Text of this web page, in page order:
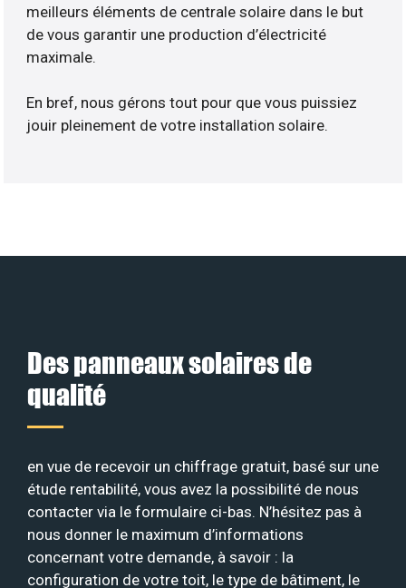
meilleurs éléments de centrale solaire dans le but
de vous garantir une production d’électricité
maximale.
En bref, nous gérons tout pour que vous puissiez
jouir pleinement de votre installation solaire.
Des panneaux solaires de
qualité
en vue de recevoir un chiffrage gratuit, basé sur une
étude rentabilité, vous avez la possibilité de nous
contacter via le formulaire ci-bas. N’hésitez pas à
nous donner le maximum d’informations
concernant votre demande, à savoir : la
configuration de votre toit, le type de bâtiment, le